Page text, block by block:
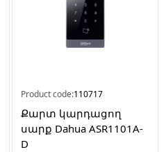
Product code:110717
Քարտ կարդացող
սարք Dahua ASR1101A-
D